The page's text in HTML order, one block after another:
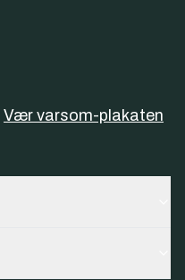
Vær varsom-plakaten